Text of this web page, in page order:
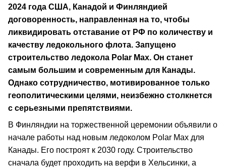
2024 года США, Канадой и Финляндией
договоренность, направленная на то, чтобы
ликвидировать отставание от РФ по количеству и
качеству ледокольного флота. Запущено
строительство ледокола Polar Max. Он станет
самым большим и современным для Канады.
Однако сотрудничество, мотивированное только
геополитическими целями, неизбежно столкнется
с серьезными препятствиями.
В Финляндии на торжественной церемонии объявили о
начале работы над новым ледоколом Polar Max для
Канады. Его построят к 2030 году. Строительство
сначала будет проходить на верфи в Хельсинки, а